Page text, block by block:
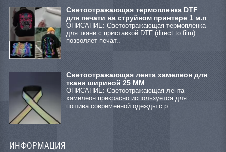
Cветоотражающая термопленка DTF
для печати на струйном принтере 1 м.п
ОПИСАНИЕ: Светоотражающая термопленка
для ткани с приставкой DTF (direct to film)
позволяет печат..
Светоотражающая лента хамелеон для
ткани шириной 25 ММ
ОПИСАНИЕ: Светоотражающая лента
хамелеон прекрасно используется для
пошива современной одежды с р..
ИНФОРМАЦИЯ